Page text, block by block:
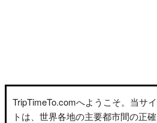
TripTimeTo.comへようこそ。当サイ
トは、世界各地の主要都市間の正確